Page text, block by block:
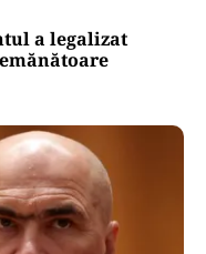
a legalizat